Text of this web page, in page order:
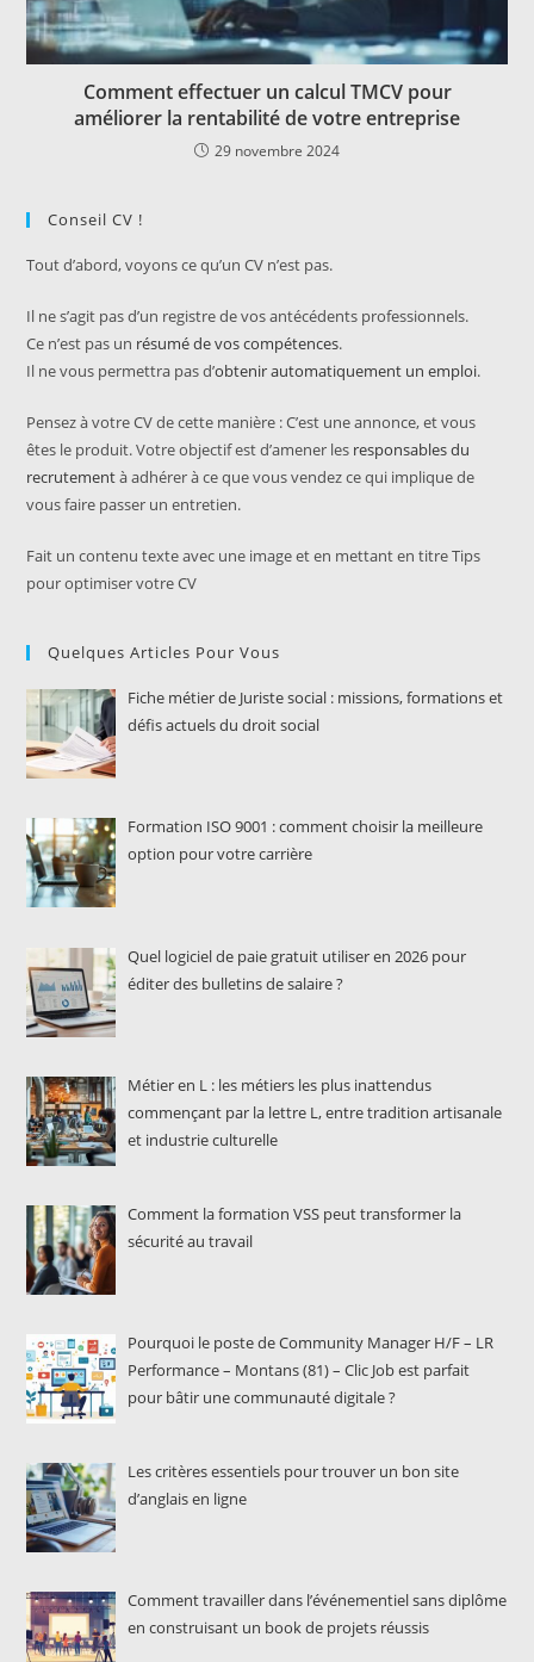
Comment effectuer un calcul TMCV pour
améliorer la rentabilité de votre entreprise
29 novembre 2024
Conseil CV !
Tout d’abord, voyons ce qu’un CV n’est pas.
Il ne s’agit pas d’un registre de vos antécédents professionnels.
Ce n’est pas un résumé de vos compétences.
Il ne vous permettra pas d’obtenir automatiquement un emploi.
Pensez à votre CV de cette manière : C’est une annonce, et vous
êtes le produit. Votre objectif est d’amener les responsables du
recrutementà adhérer à ce que vous vendez ce qui implique de
vous faire passer un entretien.
Fait un contenu texte avec une image et en mettant en titre Tips
pour optimiser votre CV
Quelques Articles Pour Vous
Fiche métier de Juriste social : missions, formations et
défis actuels du droit social
Formation ISO 9001 : comment choisir la meilleure
option pour votre carrière
Quel logiciel de paie gratuit utiliser en 2026 pour
éditer des bulletins de salaire ?
Métier en L : les métiers les plus inattendus
commençant par la lettre L, entre tradition artisanale
et industrie culturelle
Comment la formation VSS peut transformer la
sécurité au travail
Pourquoi le poste de Community Manager H/F – LR
Performance – Montans (81) – Clic Job est parfait
pour bâtir une communauté digitale ?
Les critères essentiels pour trouver un bon site
d’anglais en ligne
Comment travailler dans l’événementiel sans diplôme
en construisant un book de projets réussis